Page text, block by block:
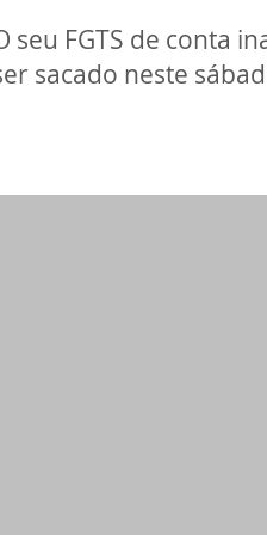
seu FGTS de conta
sacado neste